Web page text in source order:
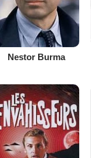
Nestor Burma